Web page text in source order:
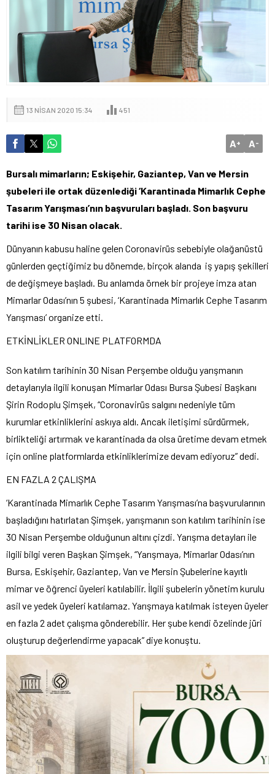
13 NISAN 2020 15:34 451
A+ A-
Bursalı mimarların; Eskişehir, Gaziantep, Van ve Mersin
şubeleri ile ortak düzenlediği ‘Karantinada Mimarlık Cephe
Tasarım Yarışması’nın başvuruları başladı. Son başvuru
tarihi ise 30 Nisan olacak.
Dünyanın kabusu haline gelen Coronavirüs sebebiyle olağanüstü
günlerden geçtiğimiz bu dönemde, birçok alanda iş yapış şekilleri
de değişmeye başladı. Bu anlamda örnek bir projeye imza atan
Mimarlar Odası’nın 5 şubesi, ‘Karantinada Mimarlık Cephe Tasarım
Yarışması’ organize etti.
ETKİNLİKLER ONLINE PLATFORMDA
Son katılım tarihinin 30 Nisan Perşembe olduğu yarışmanın
detaylarıyla ilgili konuşan Mimarlar Odası Bursa Şubesi Başkanı
Şirin Rodoplu Şimşek, “Coronavirüs salgını nedeniyle tüm
kurumlar etkinliklerini askıya aldı. Ancak iletişimi sürdürmek,
birlikteliği artırmak ve karantinada da olsa üretime devam etmek
için online platformlarda etkinliklerimize devam ediyoruz” dedi.
EN FAZLA 2 ÇALIŞMA
‘Karantinada Mimarlık Cephe Tasarım Yarışması’na başvurularının
başladığını hatırlatan Şimşek, yarışmanın son katılım tarihinin ise
30 Nisan Perşembe olduğunun altını çizdi. Yarışma detayları ile
ilgili bilgi veren Başkan Şimşek, “Yarışmaya, Mimarlar Odası’nın
Bursa, Eskişehir, Gaziantep, Van ve Mersin Şubelerine kayıtlı
mimar ve öğrenci üyeleri katılabilir. İlgili şubelerin yönetim kurulu
asil ve yedek üyeleri katılamaz. Yarışmaya katılmak isteyen üyeler
en fazla 2 adet çalışma gönderebilir. Her şube kendi özelinde jüri
oluşturup değerlendirme yapacak” diye konuştu.